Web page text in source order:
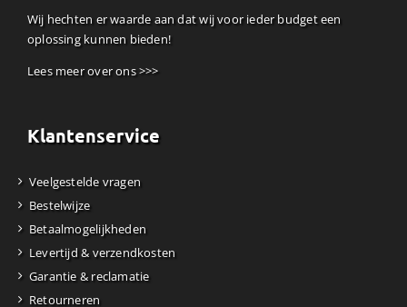
Wij hechten er waarde aan dat wij voor ieder budget een
oplossing kunnen bieden!
Lees meer over ons >>>
Klantenservice
Veelgestelde vragen
Bestelwijze
Betaalmogelijkheden
Levertijd & verzendkosten
Garantie & reclamatie
Retourneren